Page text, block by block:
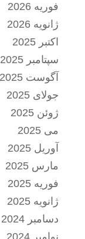
فوریه 2026
ژانویه 2026
اکتبر 2025
سپتامبر 2025
آگوست 2025
جولای 2025
ژوئن 2025
می 2025
آوریل 2025
مارس 2025
فوریه 2025
ژانویه 2025
دسامبر 2024
نوامبر 2024